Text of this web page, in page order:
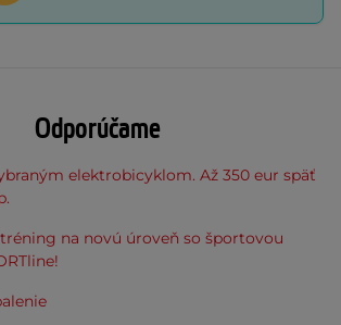
Odporúčame
elektrobicyklom. Až 350 eur späť
na novú úroveň so športovou